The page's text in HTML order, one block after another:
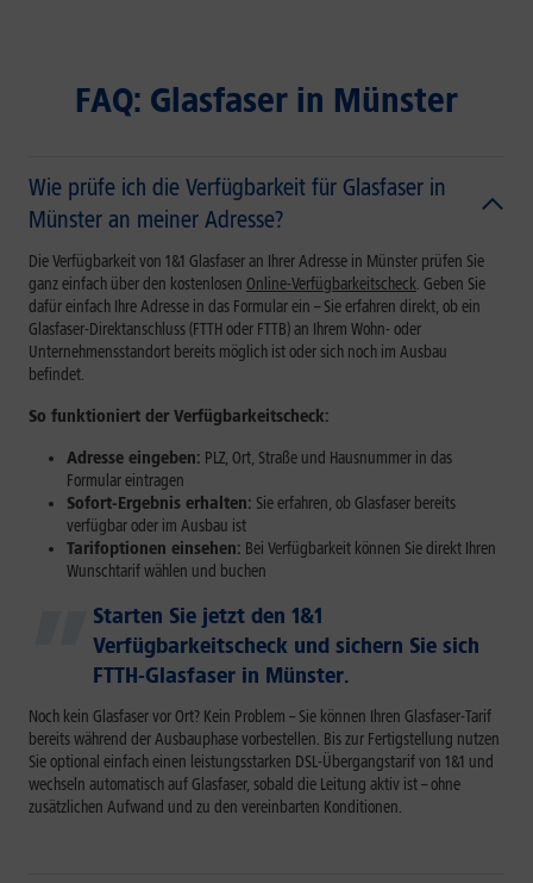
FAQ: Glasfaser in Münster
Wie prüfe ich die Verfügbarkeit für Glasfaser in
Münster an meiner Adresse?
Die Verfügbarkeit von 1&1 Glasfaser an Ihrer Adresse in Münster prüfen Sie
ganz einfach über den kostenlosen Online-Verfügbarkeitscheck. Geben Sie
dafür einfach Ihre Adresse in das Formular ein – Sie erfahren direkt, ob ein
Glasfaser-Direktanschluss (FTTH oder FTTB) an Ihrem Wohn- oder
Unternehmensstandort bereits möglich ist oder sich noch im Ausbau
befindet.
So funktioniert der Verfügbarkeitscheck:
Adresse eingeben: PLZ, Ort, Straße und Hausnummer in das
Formular eintragen
Sofort-Ergebnis erhalten: Sie erfahren, ob Glasfaser bereits
verfügbar oder im Ausbau ist
Tarifoptionen einsehen: Bei Verfügbarkeit können Sie direkt Ihren
Wunschtarif wählen und buchen
Starten Sie jetzt den 1&1
Verfügbarkeitscheck und sichern Sie sich
FTTH-Glasfaser in Münster.
Noch kein Glasfaser vor Ort? Kein Problem – Sie können Ihren Glasfaser-Tarif
bereits während der Ausbauphase vorbestellen. Bis zur Fertigstellung nutzen
Sie optional einfach einen leistungsstarken DSL-Übergangstarif von 1&1 und
wechseln automatisch auf Glasfaser, sobald die Leitung aktiv ist – ohne
zusätzlichen Aufwand und zu den vereinbarten Konditionen.